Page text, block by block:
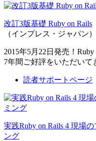
改訂3版基礎 Ruby on Rails
（インプレス・ジャパン）
2015年5月22日発売！Ruby
7年間ご好評をいただいて
読者サポートページ
実践Ruby on Rails 4 現場
ング